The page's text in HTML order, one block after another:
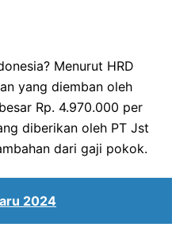
Menurut HRD
yang diemban oleh
Rp. 4.970.000 per
diberikan oleh PT Jst
dari gaji pokok.
2024